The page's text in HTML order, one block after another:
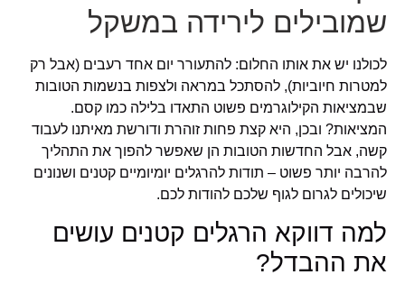
שמובילים לירידה במשקל
לכולנו יש את אותו החלום: להתעורר יום אחד רעבים (אבל רק
למטרות חיוביות), להסתכל במראה ולצפות בנשמות הטובות
שבמציאות הקילוגרמים פשוט התאדו בלילה כמו קסם.
המציאות? ובכן, היא קצת פחות זוהרת ודורשת מאיתנו לעבוד
קשה, אבל החדשות הטובות הן שאפשר להפוך את התהליך
להרבה יותר פשוט – תודות להרגלים יומיומיים קטנים ושנונים
שיכולים לגרום לגוף שלכם להודות לכם.
למה דווקא הרגלים קטנים עושים
את ההבדל?